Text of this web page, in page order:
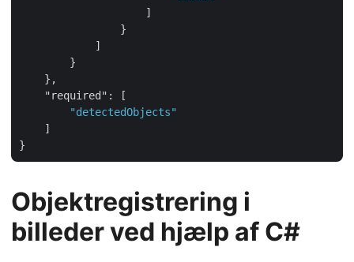
                    ]
                }
            ]
        }
    },
"required" : [
"detectedObjects"
    ]
Objektregistrering i
billeder ved hjælp af C#